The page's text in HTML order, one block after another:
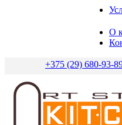
О
+375 (29) 680-93-